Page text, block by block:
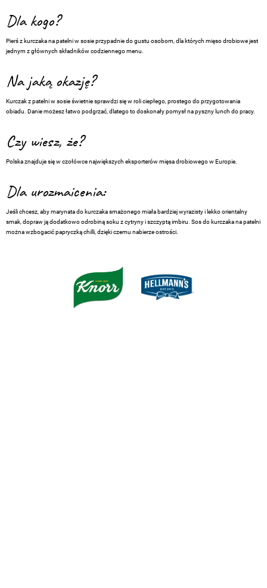
Dla kogo?
Pierś z kurczaka na patelni w sosie przypadnie do gustu osobom, dla których mięso drobiowe jest
jednym z głównych składników codziennego menu.
Na jaką okazję?
Kurczak z patelni w sosie świetnie sprawdzi się w roli ciepłego, prostego do przygotowania
obiadu. Danie możesz łatwo podgrzać, dlatego to doskonały pomysł na pyszny lunch do pracy.
Czy wiesz, że?
Polska znajduje się w czołówce największych eksporterów mięsa drobiowego w Europie.
Dla urozmaicenia:
Jeśli chcesz, aby marynata do kurczaka smażonego miała bardziej wyrazisty i lekko orientalny
smak, dopraw ją dodatkowo odrobiną soku z cytryny i szczyptą imbiru. Sos do kurczaka na patelni
można wzbogacić papryczką chilli, dzięki czemu nabierze ostrości.